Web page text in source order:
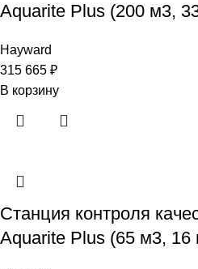
Aquarite Plus (200 м3,
Hayward
315 665 ₽
В корзину
Станция контроля
Aquarite Plus (65 м3, 16